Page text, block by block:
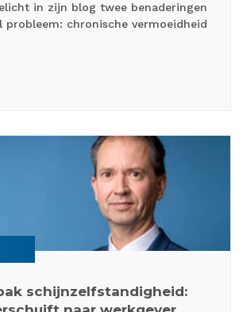
in zijn blog twee benaderingen
probleem: chronische vermoeidheid
schijnzelfstandigheid: